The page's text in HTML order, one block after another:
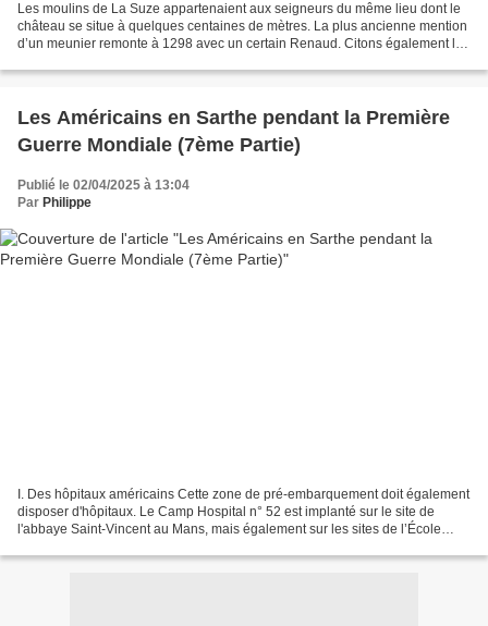
Les moulins de La Suze appartenaient aux seigneurs du même lieu dont le
château se situe à quelques centaines de mètres. La plus ancienne mention
d’un meunier remonte à 1298 avec un certain Renaud. Citons également la
Les Américains en Sarthe pendant la Première
Guerre Mondiale (7ème Partie)
Publié le 02/04/2025 à 13:04
Par Philippe
I. Des hôpitaux américains Cette zone de pré-embarquement doit également
disposer d'hôpitaux. Le Camp Hospital n° 52 est implanté sur le site de
l'abbaye Saint-Vincent au Mans, mais également sur les sites de l’École